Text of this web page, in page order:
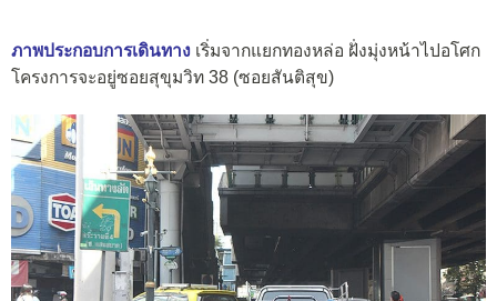
ภาพประกอบการเดินทาง เริ่มจากแยกทองหล่อ ฝั่งมุ่งหน้าไปอโศก
โครงการจะอยู่ซอยสุขุมวิท 38 (ซอยสันติสุข)